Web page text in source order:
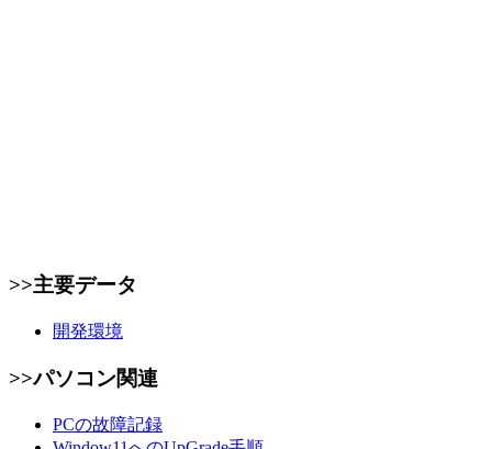
>>主要データ
開発環境
>>パソコン関連
PCの故障記録